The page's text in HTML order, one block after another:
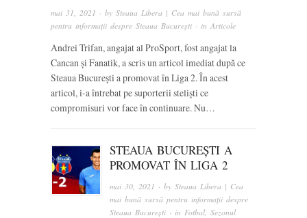
mai 31, 2021 · by Steaua Libera | Cea mai bună sursă
pentru informații despre Steaua București · in Articole
Andrei Trifan, angajat al ProSport, fost angajat la
Cancan și Fanatik, a scris un articol imediat după ce
Steaua București a promovat în Liga 2. În acest
articol, i-a întrebat pe suporterii steliști ce
compromisuri vor face în continuare. Nu…
STEAUA BUCUREȘTI A
PROMOVAT ÎN LIGA 2
mai 30, 2021 · bySteaua Libera | Cea
mai bună sursă pentru informații despre
Steaua București · in Fotbal ,Sezonul